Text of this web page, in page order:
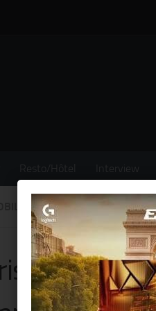
Resto/Hôtel Interview
BUSINESS / MODE /
»